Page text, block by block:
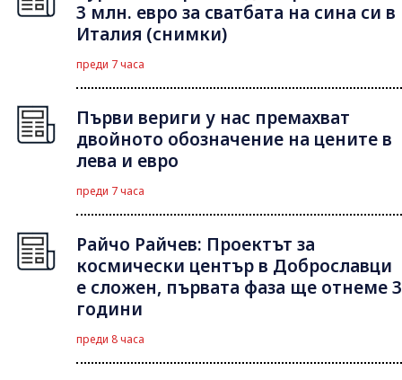
3 млн. евро за сватбата на сина си в
Италия (снимки)
преди 7 часа
Първи вериги у нас премахват
двойното обозначение на цените в
лева и евро
преди 7 часа
Райчо Райчев: Проектът за
космически център в Доброславци
е сложен, първата фаза ще отнеме 3
години
преди 8 часа